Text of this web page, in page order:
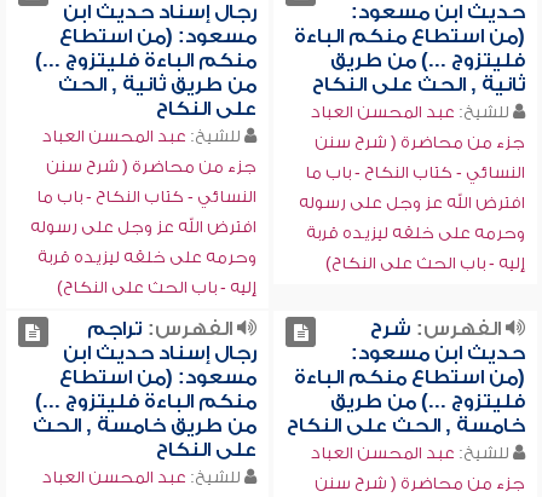
حديث ابن مسعود:
(من استطاع منكم الباءة
فليتزوج ...) من طريق
ثانية , الحث على النكاح
للشيخ: عبد المحسن العباد
جزء من محاضرة ( شرح سنن
النسائي - كتاب النكاح - باب ما
افترض الله عز وجل على رسوله
وحرمه على خلقه ليزيده قربة
إليه - باب الحث على النكاح)
رجال إسناد حديث ابن
مسعود: (من استطاع
منكم الباءة فليتزوج ...)
من طريق ثانية , الحث
على النكاح
للشيخ: عبد المحسن العباد
جزء من محاضرة ( شرح سنن
النسائي - كتاب النكاح - باب ما
افترض الله عز وجل على رسوله
وحرمه على خلقه ليزيده قربة
إليه - باب الحث على النكاح)
الفهرس: شرح
حديث ابن مسعود:
(من استطاع منكم الباءة
فليتزوج ...) من طريق
خامسة , الحث على النكاح
للشيخ: عبد المحسن العباد
جزء من محاضرة ( شرح سنن
الفهرس: تراجم
رجال إسناد حديث ابن
مسعود: (من استطاع
منكم الباءة فليتزوج ...)
من طريق خامسة , الحث
على النكاح
للشيخ: عبد المحسن العباد